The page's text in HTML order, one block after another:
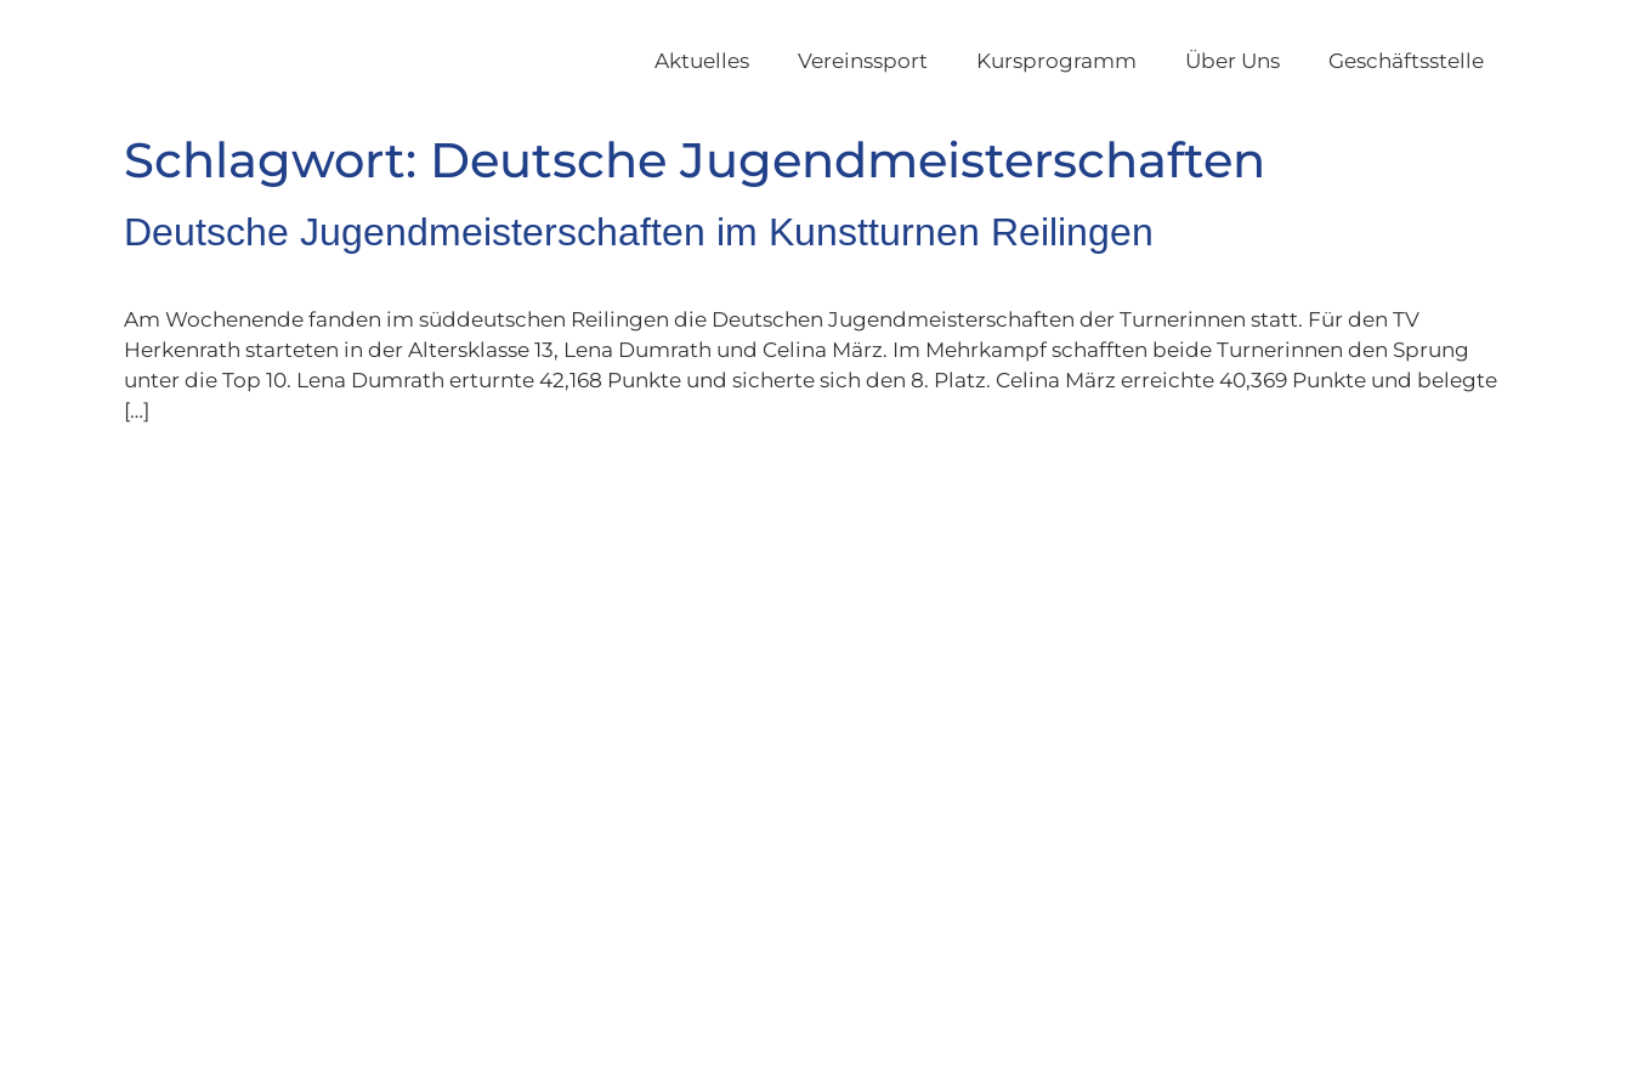
Aktuelles Vereinssport Kursprogramm Über Uns Geschäftsstelle
Schlagwort: Deutsche Jugendmeisterschaften
Deutsche Jugendmeisterschaften im Kunstturnen Reilingen
Am Wochenende fanden im süddeutschen Reilingen die Deutschen Jugendmeisterschaften der Turnerinnen statt. Für den TV
Herkenrath starteten in der Altersklasse 13, Lena Dumrath und Celina März. Im Mehrkampf schafften beide Turnerinnen den Sprung
unter die Top 10. Lena Dumrath erturnte 42,168 Punkte und sicherte sich den 8. Platz. Celina März erreichte 40,369 Punkte und belegte
[…]